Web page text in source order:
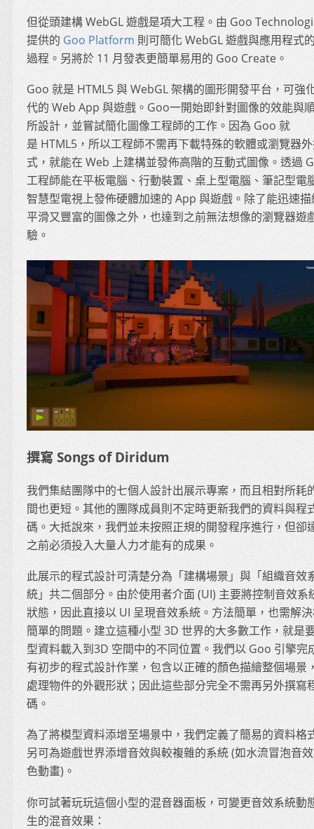
但從頭建構 WebGL 遊戲是項大工程。由 Goo
提供的 Goo Platform 則可簡化 WebGL 遊戲與應用程式
過程。另將於 11 月發表更簡單易用的 Goo Create。
Goo 就是 HTML5 與 WebGL 架構的圖形開發平台，可強
代的 Web App 與遊戲。Goo一開始即針對圖像的效能與
所設計，並嘗試簡化圖像工程師的工作。因為 Goo 就
是 HTML5，所以工程師不需再下載特殊的軟體或瀏覽器
式，就能在 Web 上建構並發佈高階的互動式圖像。透過
工程師能在平板電腦、行動裝置、桌上型電腦、筆記型電
智慧型電視上發佈硬體加速的 App 與遊戲。除了能迅速
平滑又豐富的圖像之外，也達到之前無法想像的瀏覽器遊
驗。
撰寫 Songs of Diridum
我們集結團隊中的七個人設計出展示專案，而且相對所耗
間也更短。其他的團隊成員則不定時更新我們的資料與程
碼。大抵說來，我們並未按照正規的開發程序進行，但卻
之前必須投入大量人力才能有的成果。
此展示的程式設計可清楚分為「建構場景」與「組織音效
統」共二個部分。由於使用者介面 (UI) 主要將控制音效系
狀態，因此直接以 UI 呈現音效系統。方法簡單，也需解
簡單的問題。建立這種小型 3D 世界的大多數工作，就是
型資料載入到3D 空間中的不同位置。我們以 Goo 引擎完
有初步的程式設計作業，包含以正確的顏色描繪整個場景
處理物件的外觀形狀；因此這些部分完全不需再另外撰寫
碼。
為了將模型資料添增至場景中，我們定義了簡易的資料格
另可為遊戲世界添增音效與較複雜的系統 (如水流冒泡音
色動畫)。
你可試著玩玩這個小型的混音器面板，可變更音效系統動
生的混音效果：